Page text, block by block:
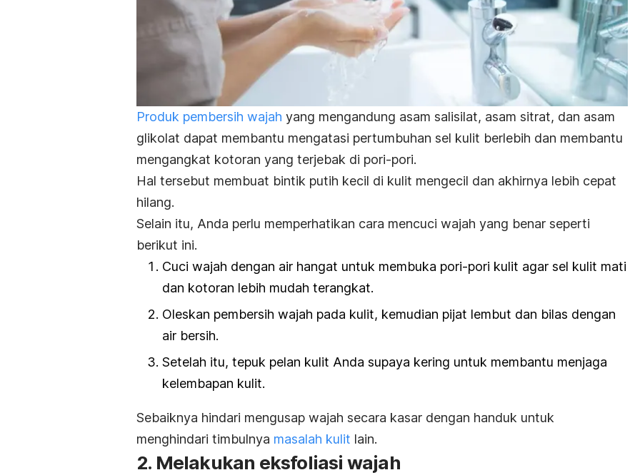
Produk pembersih wajah yang mengandung asam salisilat, asam sitrat, dan asam
glikolat dapat membantu mengatasi pertumbuhan sel kulit berlebih dan membantu
mengangkat kotoran yang terjebak di pori-pori.
Hal tersebut membuat bintik putih kecil di kulit mengecil dan akhirnya lebih cepat
hilang.
Selain itu, Anda perlu memperhatikan cara mencuci wajah yang benar seperti
berikut ini.
Cuci wajah dengan air hangat untuk membuka pori-pori kulit agar sel kulit mati
dan kotoran lebih mudah terangkat.
Oleskan pembersih wajah pada kulit, kemudian pijat lembut dan bilas dengan
air bersih.
Setelah itu, tepuk pelan kulit Anda supaya kering untuk membantu menjaga
kelembapan kulit.
Sebaiknya hindari mengusap wajah secara kasar dengan handuk untuk
menghindari timbulnya masalah kulit lain.
2. Melakukan eksfoliasi wajah